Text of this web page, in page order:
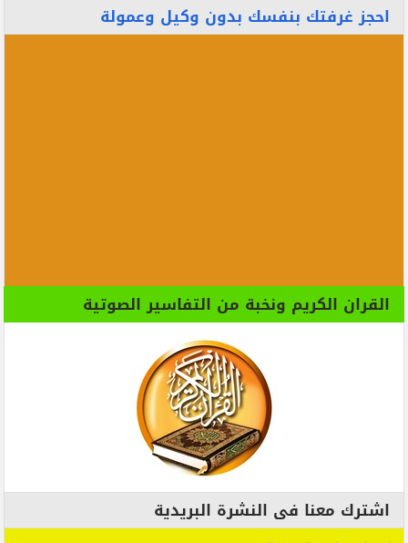
احجز غرفتك بنفسك بدون وكيل وعمولة
القران الكريم ونخبة من التفاسير الصوتية
اشترك معنا فى النشرة البريدية